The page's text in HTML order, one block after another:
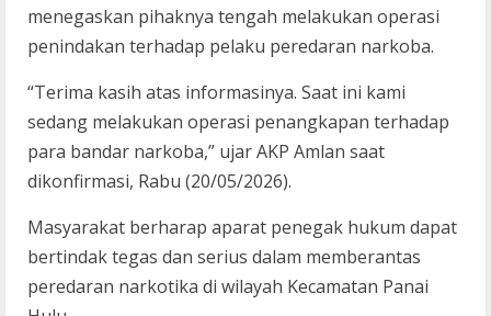
menegaskan pihaknya tengah melakukan operasi
penindakan terhadap pelaku peredaran narkoba.
“Terima kasih atas informasinya. Saat ini kami
sedang melakukan operasi penangkapan terhadap
para bandar narkoba,” ujar AKP Amlan saat
dikonfirmasi, Rabu (20/05/2026).
Masyarakat berharap aparat penegak hukum dapat
bertindak tegas dan serius dalam memberantas
peredaran narkotika di wilayah Kecamatan Panai